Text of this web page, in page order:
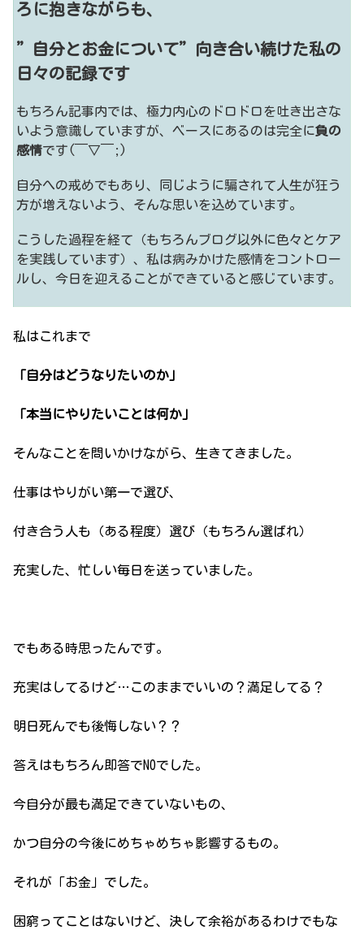
ろに抱きながらも、
”自分とお金について”向き合い続けた私の
日々の記録です
もちろん記事内では、極力内心のドロドロを吐き出さな
いよう意識していますが、ベースにあるのは完全に負の
感情です(￣▽￣;)
自分への戒めでもあり、同じように騙されて人生が狂う
方が増えないよう、そんな思いを込めています。
こうした過程を経て（もちろんブログ以外に色々とケア
を実践しています）、私は病みかけた感情をコントロー
ルし、今日を迎えることができていると感じています。
私はこれまで
「自分はどうなりたいのか」
「本当にやりたいことは何か」
そんなことを問いかけながら、生きてきました。
仕事はやりがい第一で選び、
付き合う人も（ある程度）選び（もちろん選ばれ）
充実した、忙しい毎日を送っていました。
でもある時思ったんです。
充実はしてるけど…このままでいいの？満足してる？
明日死んでも後悔しない？？
答えはもちろん即答でNOでした。
今自分が最も満足できていないもの、
かつ自分の今後にめちゃめちゃ影響するもの。
それが「お金」でした。
困窮ってことはないけど、決して余裕があるわけでもな